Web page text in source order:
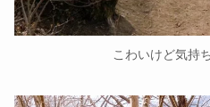
こわいけど気持